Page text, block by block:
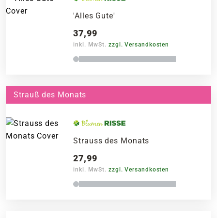
'Alles Gute'
37,99
inkl. MwSt. zzgl. Versandkosten
Strauß des Monats
Strauss des Monats
27,99
inkl. MwSt. zzgl. Versandkosten